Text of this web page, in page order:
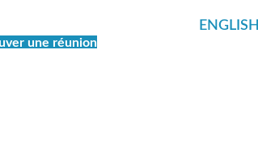
une réunion
ENGLISH